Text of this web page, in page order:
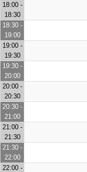
18:00 -
18:30
18:30 -
19:00
19:00 -
19:30
19:30 -
20:00
20:00 -
20:30
20:30 -
21:00
21:00 -
21:30
21:30 -
22:00
22:00 -